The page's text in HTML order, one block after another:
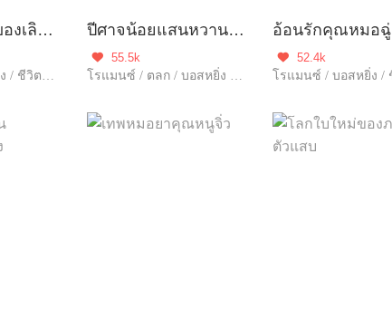
ความคืบหน้าของเลิกกัน 99%
โรแมนซ์ / บอสหยิ่ง / ชีวิตในเมือง / ดราม่า / รักเศร้า / รักที่ทำงาน / รักเดียวใจเดียว / เอาแต่ใจ / พบกันอีกครั้ง / จบ
ปีศาจน้อยแสนหวานของประธาน

55.5k
โรแมนซ์ / ตลก / บอสหยิ่ง / ดราม่า / แก้แค้น / ฮอต / รักหวานฉ่ำ / รักเดียวใจเดียว / ขี้งอแง / เอาแต่ใจ / เกิดใหม่ / อัพใหม่ / ใจซื่อ
อ้อนรักคุณหมอฉู่

52.4k